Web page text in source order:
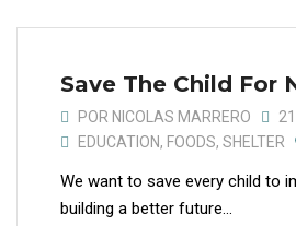
Save The Child For
POR NICOLAS MARRERO
EDUCATION, FOODS, SHELTER
We want to save every child to
building a better future...